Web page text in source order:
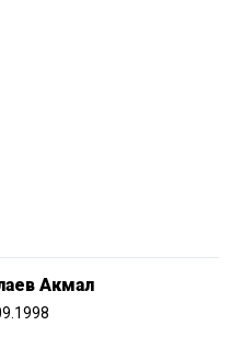
Акмал